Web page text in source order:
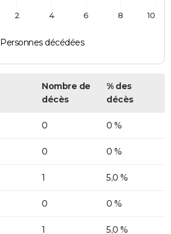
Personnes décédées
2 4 6 8 10
Nombre de
décès
% des
décès
0 0 %
0 0 %
1 5,0 %
0 0 %
1 5,0 %